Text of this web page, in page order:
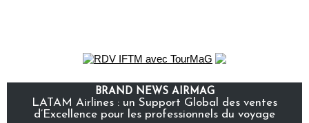
BRAND NEWS AIRMAG
LATAM Airlines : un Support Global des ventes
d’Excellence pour les professionnels du voyage